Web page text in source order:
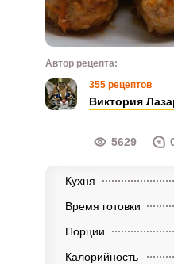
Автор рецепта:
355 рецептов
Виктория
5629
Кухня
Время готовки
Порции
Калорийность